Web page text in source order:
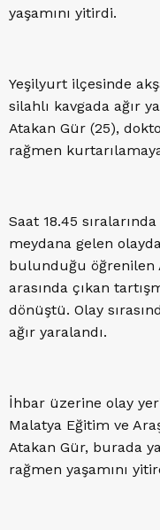
yaşamını yitirdi.
Yeşilyurt ilçesinde
silahlı kavgada ağır
Atakan Gür (25),
rağmen
Saat 18.45
meydana gelen
bulunduğu öğrenilen
arasında çıkan
dönüştü. Olay
ağır yaralandı.
İhbar üzerine olay
Malatya Eğitim ve
Atakan Gür, burada
rağmen yaşamını